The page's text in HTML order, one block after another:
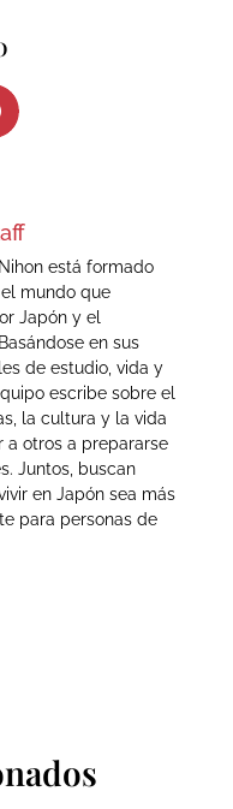
está formado
mundo que
Japón y el
en sus
de estudio, vida y
escribe sobre el
la cultura y la vida
a otros a prepararse
Juntos, buscan
en Japón sea más
para personas de